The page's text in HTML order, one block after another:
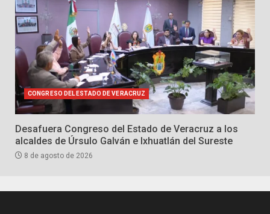
CONGRESO DEL ESTADO DE VERACRUZ
Desafuera Congreso del Estado de Veracruz a los
alcaldes de Úrsulo Galván e Ixhuatlán del Sureste
8 de agosto de 2026